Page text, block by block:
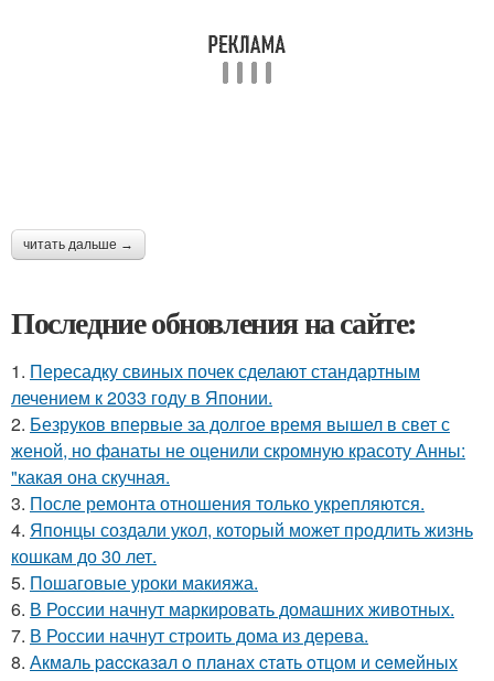
читать дальше →
Последние обновления на сайте:
1. Пересадку свиных почек сделают стандартным
лечением к 2033 году в Японии.
2. Безруков впервые за долгое время вышел в свет с
женой, но фанаты не оценили скромную красоту Анны:
"какая она скучная.
3. После ремонта отношения только укрепляются.
4. Японцы создали укол, который может продлить жизнь
кошкам до 30 лет.
5. Пошаговые уроки макияжа.
6. В России начнут маркировать домашних животных.
7. В России начнут строить дома из дерева.
8. Акмaль paccкaзaл o плaнaх cтaть oтцoм и ceмeйных